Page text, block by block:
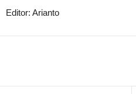
Editor: Arianto